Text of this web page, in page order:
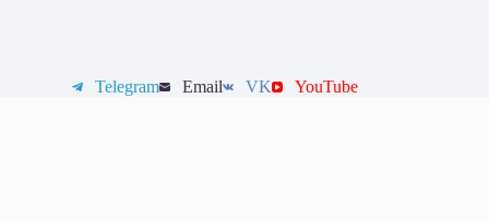
Telegram Email VK YouTube